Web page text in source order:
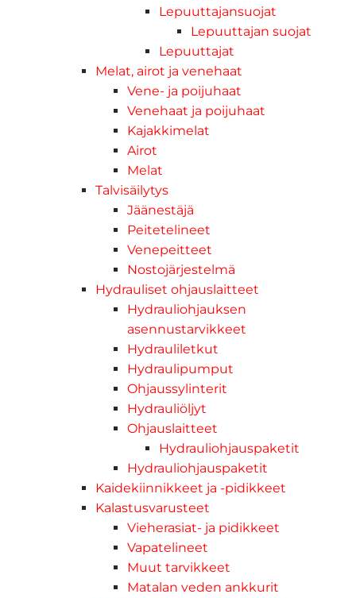
Lepuuttajansuojat
Lepuuttajan suojat
Lepuuttajat
Melat, airot ja venehaat
Vene- ja poijuhaat
Venehaat ja poijuhaat
Kajakkimelat
Airot
Melat
Talvisäilytys
Jäänestäjä
Peitetelineet
Venepeitteet
Nostojärjestelmä
Hydrauliset ohjauslaitteet
Hydrauliohjauksen
asennustarvikkeet
Hydrauliletkut
Hydraulipumput
Ohjaussylinterit
Hydrauliöljyt
Ohjauslaitteet
Hydrauliohjauspaketit
Hydrauliohjauspaketit
Kaidekiinnikkeet ja -pidikkeet
Kalastusvarusteet
Vieherasiat- ja pidikkeet
Vapatelineet
Muut tarvikkeet
Matalan veden ankkurit